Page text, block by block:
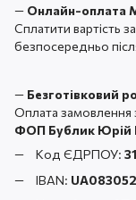
— Онлайн-оплата
Сплатити вартість
безпосередньо
— Безготівковий
Оплата замовлення
ФОП Бублик Юрій
Код ЄДРПОУ:
IBAN: